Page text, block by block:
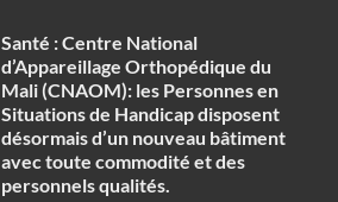
Santé : Centre National
d’Appareillage Orthopédique du
Mali (CNAOM): les Personnes en
Situations de Handicap disposent
désormais d’un nouveau bâtiment
avec toute commodité et des
personnels qualités.